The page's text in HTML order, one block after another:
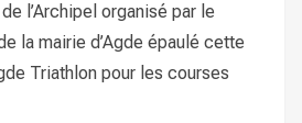
l’Archipel organisé par le
la mairie d’Agde épaulé cette
Triathlon pour les courses